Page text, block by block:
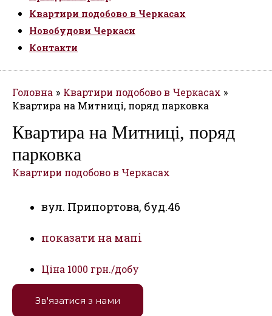
Квартири подобово в Черкасах
Новобудови Черкаси
Контакти
Головна
Квартири подобово в Черкасах
Квартира на Митниці, поряд парковка
Квартира на Митниці, поряд
парковка
Квартири подобово в Черкасах
вул. Припортова, буд.46
показати на мапі
Ціна 1000 грн./добу
Зв'язатися з нами